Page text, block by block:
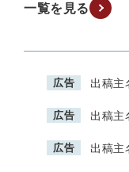
一覧を見る
広告 出稿主
広告 出稿主
広告 出稿主